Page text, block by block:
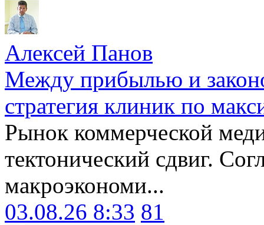
Алексей Панов
Между прибылью и
стратегия клиник по
Рынок коммерческой
тектонический сдвиг.
макроэкономи...
03.08.26 8:33 81